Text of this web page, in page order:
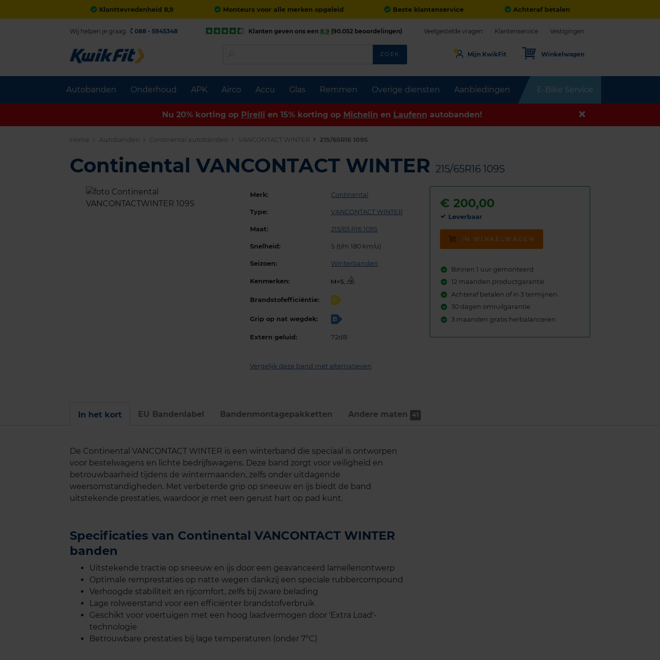
Klanttevredenheid 8,9 Monteurs voor alle merken opgeleid Beste klantenservice Achteraf betalen
Autobanden Onderhoud APK Airco Accu Glas Remmen Overige diensten Aanbiedingen E-Bike Service
Wij helpen je graag. 088 - 5945348 Klanten geven ons een 8,9 (90.052 beoordelingen) Veelgestelde vragen Klantenservice Vestigingen
ZOEK Mijn KwikFit Winkelwagen
Nu 20% korting op Pirelli en 15% korting op Michelin en Laufenn autobanden!
Home Autobanden Continental autobanden VANCONTACT WINTER 215/65R16 109S
Continental VANCONTACT WINTER 215/65R16 109S
Merk: Continental
Type: VANCONTACT WINTER
Maat: 215/65 R16 109S
Snelheid: S (t/m 180 km/u)
Seizoen: Winterbanden
Kenmerken: ,
Brandstofefficiëntie: C
Grip op nat wegdek: B
Extern geluid: 72dB
Vergelijk deze band met alternatieven
€200,00
Leverbaar
IN WINKELWAGEN
Binnen 1 uur gemonteerd
12 maanden productgarantie
Achteraf betalen of in 3 termijnen
30 dagen omruilgarantie
3 maanden gratis herbalanceren
In het kort EU Bandenlabel Bandenmontage­pakketten Andere maten 41
De Continental VANCONTACT WINTER is een winterband die speciaal is ontworpen
voor bestelwagens en lichte bedrijfswagens. Deze band zorgt voor veiligheid en
betrouwbaarheid tijdens de wintermaanden, zelfs onder uitdagende
weersomstandigheden. Met verbeterde grip op sneeuw en ijs biedt de band
uitstekende prestaties, waardoor je met een gerust hart op pad kunt.
Specificaties van Continental VANCONTACT WINTER
banden
Uitstekende tractie op sneeuw en ijs door een geavanceerd lamellenontwerp
Optimale remprestaties op natte wegen dankzij een speciale rubbercompound
Verhoogde stabiliteit en rijcomfort, zelfs bij zware belading
Lage rolweerstand voor een efficiënter brandstofverbruik
Geschikt voor voertuigen met een hoog laadvermogen door 'Extra Load'-
technologie
Betrouwbare prestaties bij lage temperaturen (onder 7°C)